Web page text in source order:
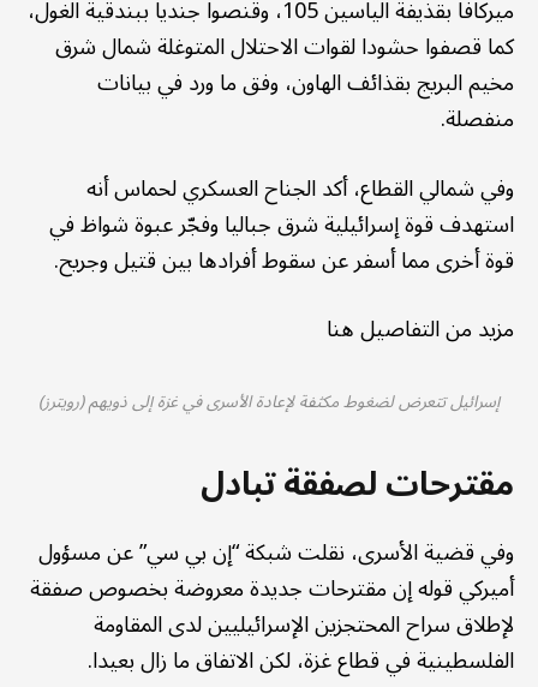
ميركافا بقذيفة الياسين 105، وقنصوا جنديا ببندقية الغول،
كما قصفوا حشودا لقوات الاحتلال المتوغلة شمال شرق
مخيم البريج بقذائف الهاون، وفق ما ورد في بيانات
منفصلة.
وفي شمالي القطاع، أكد الجناح العسكري لحماس أنه
استهدف قوة إسرائيلية شرق جباليا وفجّر عبوة شواظ في
قوة أخرى مما أسفر عن سقوط أفرادها بين قتيل وجريح.
مزيد من التفاصيل هنا
إسرائيل تتعرض لضغوط مكثفة لإعادة الأسرى في غزة إلى ذويهم (رويترز)
مقترحات لصفقة تبادل
وفي قضية الأسرى، نقلت شبكة “إن بي سي” عن مسؤول
أميركي قوله إن مقترحات جديدة معروضة بخصوص صفقة
لإطلاق سراح المحتجزين الإسرائيليين لدى المقاومة
الفلسطينية في قطاع غزة، لكن الاتفاق ما زال بعيدا.